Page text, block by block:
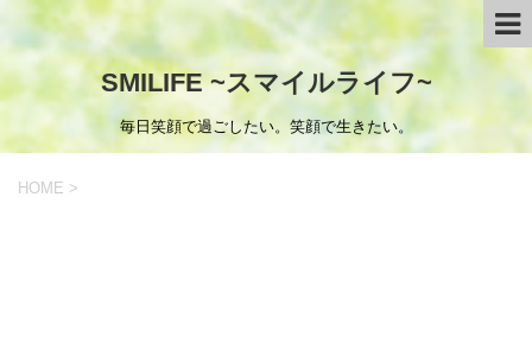
SMILIFE ~スマイルライフ~
毎日笑顔で過ごしたい。笑顔で生きたい。
HOME >